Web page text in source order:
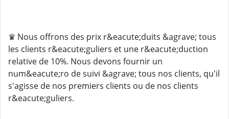
♛ Nous offrons des prix r&eacute;duits &agrave; tous
les clients r&eacute;guliers et une r&eacute;duction
relative de 10%. Nous devons fournir un
num&eacute;ro de suivi &agrave; tous nos clients, qu'il
s'agisse de nos premiers clients ou de nos clients
r&eacute;guliers.